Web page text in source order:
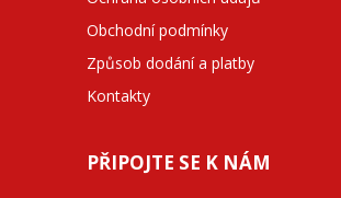
Obchodní podmínky
Způsob dodání a platby
Kontakty
PŘIPOJTE SE K NÁM